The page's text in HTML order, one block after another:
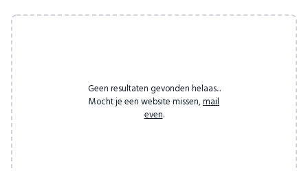
Geen resultaten gevonden helaas...
Mocht je een website missen, mail
even.